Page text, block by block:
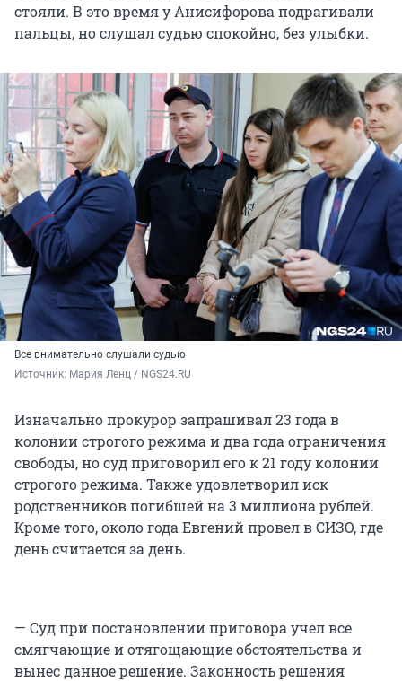
стояли. В это время у Анисифорова подрагивали
пальцы, но слушал судью спокойно, без улыбки.
Все внимательно слушали судью
Источник: Мария Ленц / NGS24.RU
Изначально прокурор запрашивал 23 года в
колонии строгого режима и два года ограничения
свободы, но суд приговорил его к 21 году колонии
строгого режима. Также удовлетворил иск
родственников погибшей на 3 миллиона рублей.
Кроме того, около года Евгений провел в СИЗО, где
день считается за день.
— Суд при постановлении приговора учел все
смягчающие и отягощающие обстоятельства и
вынес данное решение. Законность решения